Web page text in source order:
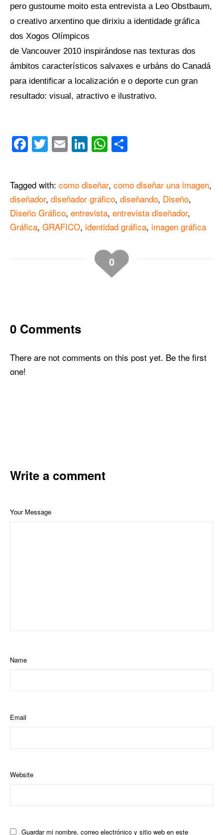
pero gustoume moito esta entrevista a Leo Obstbaum,
o creativo arxentino que dirixiu a identidade gráfica
dos Xogos Olímpicos
de Vancouver 2010 inspirándose nas texturas dos
ámbitos característicos salvaxes e urbáns do Canadá
para identificar a localización e o deporte cun gran
resultado: visual, atractivo e ilustrativo.
Facebook
Twitter
EmailLinkedIn
WhatsApp
Tagged with: como diseñar, como diseñar una imagen,
diseñador, diseñador gráfico, diseñando, Diseño,
Diseño Gráfico, entrevista, entrevista diseñador,
Gráfica, GRAFICO, identidad gráfica, imagen gráfica
0
0 Comments
There are not comments on this post yet. Be the first
one!
Write a comment
Your Message
Name
Email
Website
Guardar mi nombre, correo electrónico y sitio web en este